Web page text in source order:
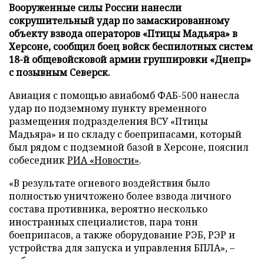
Вооруженные силы России нанесли
сокрушительный удар по замаскированному
объекту взвода операторов «Птицы Мадьяра» в
Херсоне, сообщил боец войск беспилотных систем
18-й общевойсковой армии группировки «Днепр»
с позывным Северск.
Авиация с помощью авиабомб ФАБ-500 нанесла
удар по подземному пункту временного
размещения подразделения ВСУ «Птицы
Мадьяра» и по складу с боеприпасами, который
был рядом с подземной базой в Херсоне, пояснил
собеседникРИА «Новости».
«В результате огневого воздействия было
полностью уничтожено более взвода личного
состава противника, вероятно несколько
иностранных специалистов, пара тонн
боеприпасов, а также оборудование РЭБ, РЭР и
устройства для запуска и управления БПЛА», –